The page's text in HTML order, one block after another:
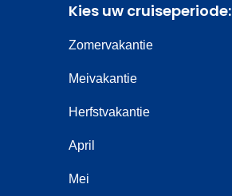
Kies uw cruiseperiode:
Zomervakantie
Meivakantie
Herfstvakantie
April
Mei